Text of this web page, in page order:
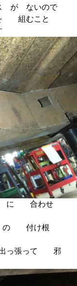
ないので
組むこと
に 合わせ
の 付け根
っ張って 邪